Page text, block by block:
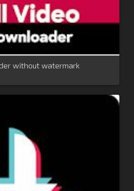
without watermark